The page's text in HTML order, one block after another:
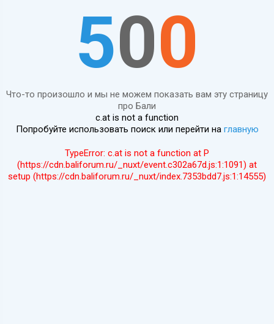
500
Что-то произошло и мы не можем показать вам эту страницу
про Бали
c.at is not a function
Попробуйте использовать поиск или перейти на главную
TypeError: c.at is not a function at P
(https://cdn.baliforum.ru/_nuxt/event.c302a67d.js:1:1091) at
setup (https://cdn.baliforum.ru/_nuxt/index.7353bdd7.js:1:14555)